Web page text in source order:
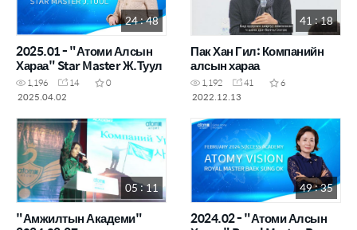
24 : 48
2025.01 - "Атоми Алсын
Хараа" Star Master Ж.Туул
1,196 14
0
2025.04.02
41 : 18
Пак Хан Гил: Компанийн
алсын хараа
1,192 41
6
2022.12.13
05 : 11
"Амжилтын Академи"
49 : 35
2024.02 - "Атоми Алсын